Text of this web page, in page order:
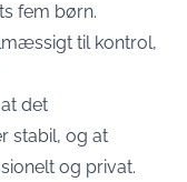
fem børn.
til kontrol,
det
stabil, og at
og privat.